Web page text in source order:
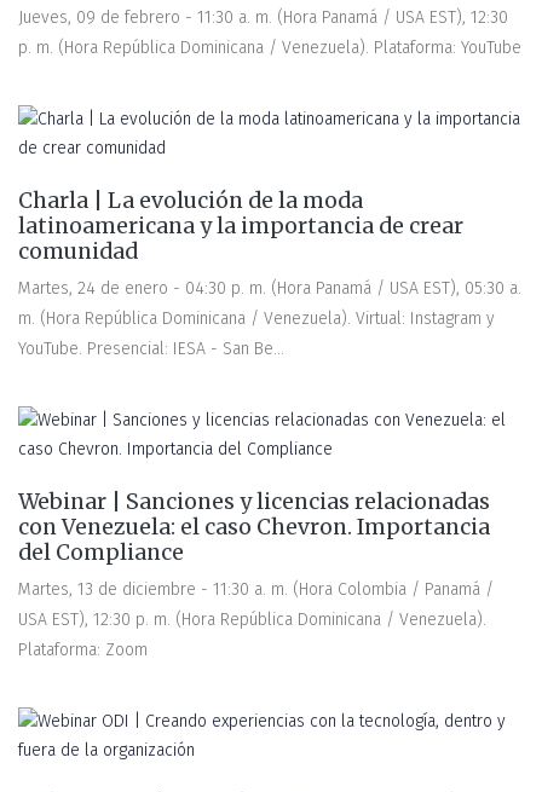
Jueves, 09 de febrero - 11:30 a. m. (Hora Panamá / USA EST), 12:30
p. m. (Hora República Dominicana / Venezuela). Plataforma: YouTube
Charla | La evolución de la moda
latinoamericana y la importancia de crear
comunidad
Martes, 24 de enero - 04:30 p. m. (Hora Panamá / USA EST), 05:30 a.
m. (Hora República Dominicana / Venezuela). Virtual: Instagram y
YouTube. Presencial: IESA - San Be...
Webinar | Sanciones y licencias relacionadas
con Venezuela: el caso Chevron. Importancia
del Compliance
Martes, 13 de diciembre - 11:30 a. m. (Hora Colombia / Panamá /
USA EST), 12:30 p. m. (Hora República Dominicana / Venezuela).
Plataforma: Zoom